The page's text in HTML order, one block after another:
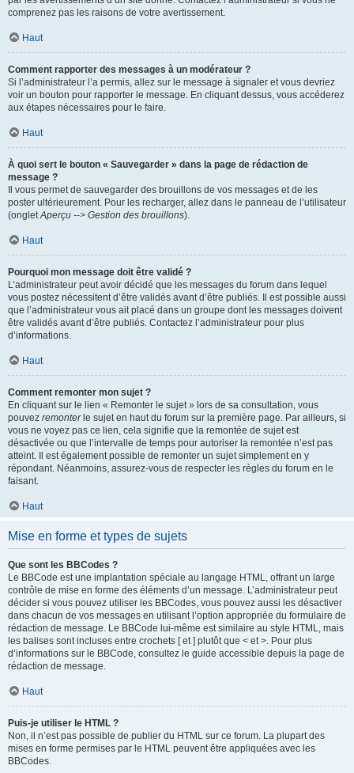
comprenez pas les raisons de votre avertissement.
Haut
Comment rapporter des messages à un modérateur ?
Si l’administrateur l’a permis, allez sur le message à signaler et vous devriez
voir un bouton pour rapporter le message. En cliquant dessus, vous accéderez
aux étapes nécessaires pour le faire.
Haut
À quoi sert le bouton « Sauvegarder » dans la page de rédaction de
message ?
Il vous permet de sauvegarder des brouillons de vos messages et de les
poster ultérieurement. Pour les recharger, allez dans le panneau de l’utilisateur
(ongletAperçu --> Gestion des brouillons).
Haut
Pourquoi mon message doit être validé ?
L’administrateur peut avoir décidé que les messages du forum dans lequel
vous postez nécessitent d’être validés avant d’être publiés. Il est possible aussi
que l’administrateur vous ait placé dans un groupe dont les messages doivent
être validés avant d’être publiés. Contactez l’administrateur pour plus
d’informations.
Haut
Comment remonter mon sujet ?
En cliquant sur le lien « Remonter le sujet » lors de sa consultation, vous
pouvez remonterle sujet en haut du forum sur la première page. Par ailleurs, si
vous ne voyez pas ce lien, cela signifie que la remontée de sujet est
désactivée ou que l’intervalle de temps pour autoriser la remontée n’est pas
atteint. Il est également possible de remonter un sujet simplement en y
répondant. Néanmoins, assurez-vous de respecter les règles du forum en le
faisant.
Haut
Mise en forme et types de sujets
Que sont les BBCodes ?
Le BBCode est une implantation spéciale au langage HTML, offrant un large
contrôle de mise en forme des éléments d’un message. L’administrateur peut
décider si vous pouvez utiliser les BBCodes, vous pouvez aussi les désactiver
dans chacun de vos messages en utilisant l’option appropriée du formulaire de
rédaction de message. Le BBCode lui-même est similaire au style HTML, mais
les balises sont incluses entre crochets [ et ] plutôt que < et >. Pour plus
d’informations sur le BBCode, consultez le guide accessible depuis la page de
rédaction de message.
Haut
Puis-je utiliser le HTML ?
Non, il n’est pas possible de publier du HTML sur ce forum. La plupart des
mises en forme permises par le HTML peuvent être appliquées avec les
BBCodes.